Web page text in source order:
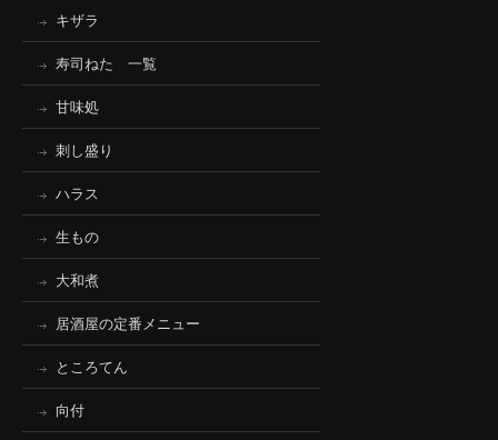
キザラ
寿司ねた 一覧
甘味処
刺し盛り
ハラス
生もの
大和煮
居酒屋の定番メニュー
ところてん
向付